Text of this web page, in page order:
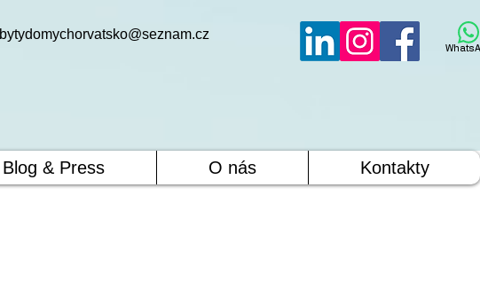
bytydomychorvatsko@seznam.cz
Blog & Press O nás Kontakty